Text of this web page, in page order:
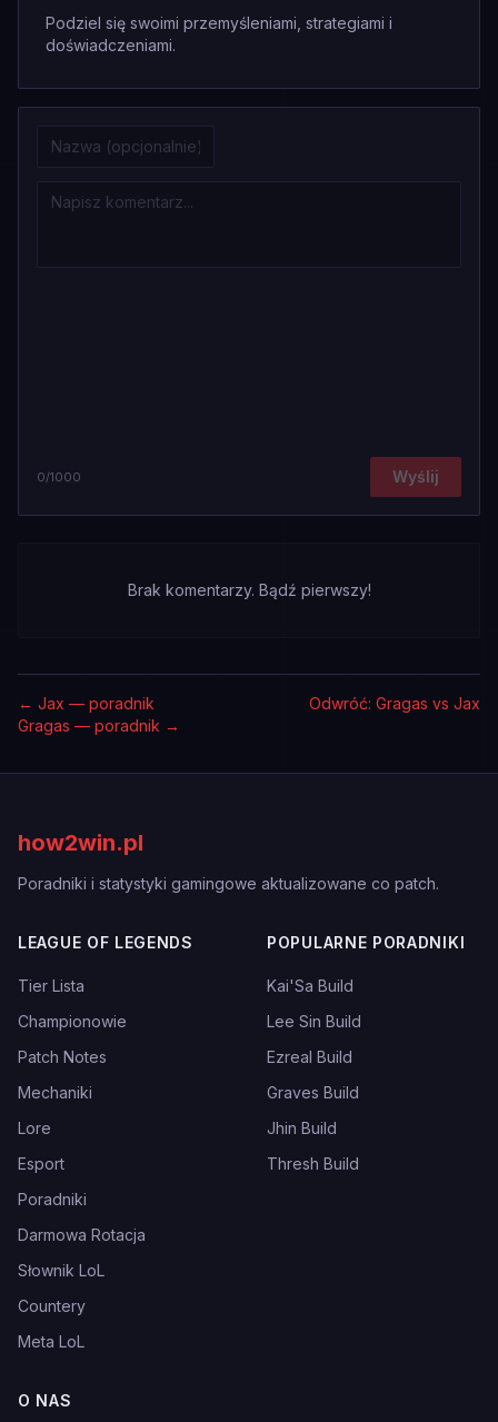
Podziel się swoimi przemyśleniami, strategiami i
doświadczeniami.
0/1000 Wyślij
Brak komentarzy. Bądź pierwszy!
← Jax — poradnik
Odwróć: Gragas vs Jax
Gragas — poradnik →
how2win.pl
Poradniki i statystyki gamingowe aktualizowane co patch.
LEAGUE OF LEGENDS
Tier Lista
Championowie
Patch Notes
Mechaniki
Lore
Esport
Poradniki
Darmowa Rotacja
Słownik LoL
Countery
Meta LoL
POPULARNE PORADNIKI
Kai'Sa Build
Lee Sin Build
Ezreal Build
Graves Build
Jhin Build
Thresh Build
O NAS